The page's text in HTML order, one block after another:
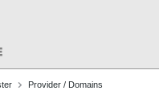
Provider / Domains